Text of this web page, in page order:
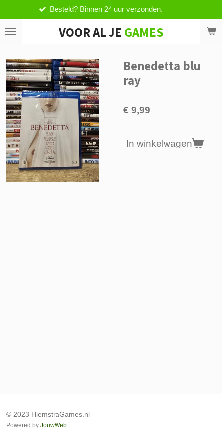
direct
naar
VOOR AL JE GAMES
Besteld? Binnen 24 uur verzonden.
Benedetta blu
ray
€ 9,99
In winkelwagen
© 2023 HiemstraGames.nl
Powered by JouwWeb